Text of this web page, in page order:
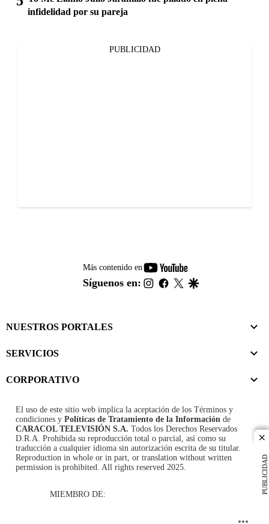
PUBLICIDAD
infidelidad por su pareja
PUBLICIDAD
Más contenido en
youtube-
footer
Síguenos en: instagram
facebook
twitter
NUESTROS PORTALES
SERVICIOS
CORPORATIVO
El uso de este sitio web implica la aceptación de los Términos y
condiciones y Políticas de Tratamiento de la Información de
CARACOL TELEVISIÓN S.A. Todos los Derechos Reservados
D.R.A. Prohibida su reproducción total o parcial, así como su
traducción a cualquier idioma sin autorización escrita de su titular.
Reproduction in whole or in part, or translation without written
permission is prohibited. All rights reserved 2025.
MIEMBRO DE: